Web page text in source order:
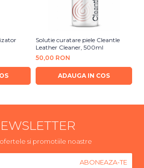
Solutie curatare piele Cleantle
Leather Cleaner, 500ml
50,00 RON
ADAUGA IN COS
si promotiile noastre